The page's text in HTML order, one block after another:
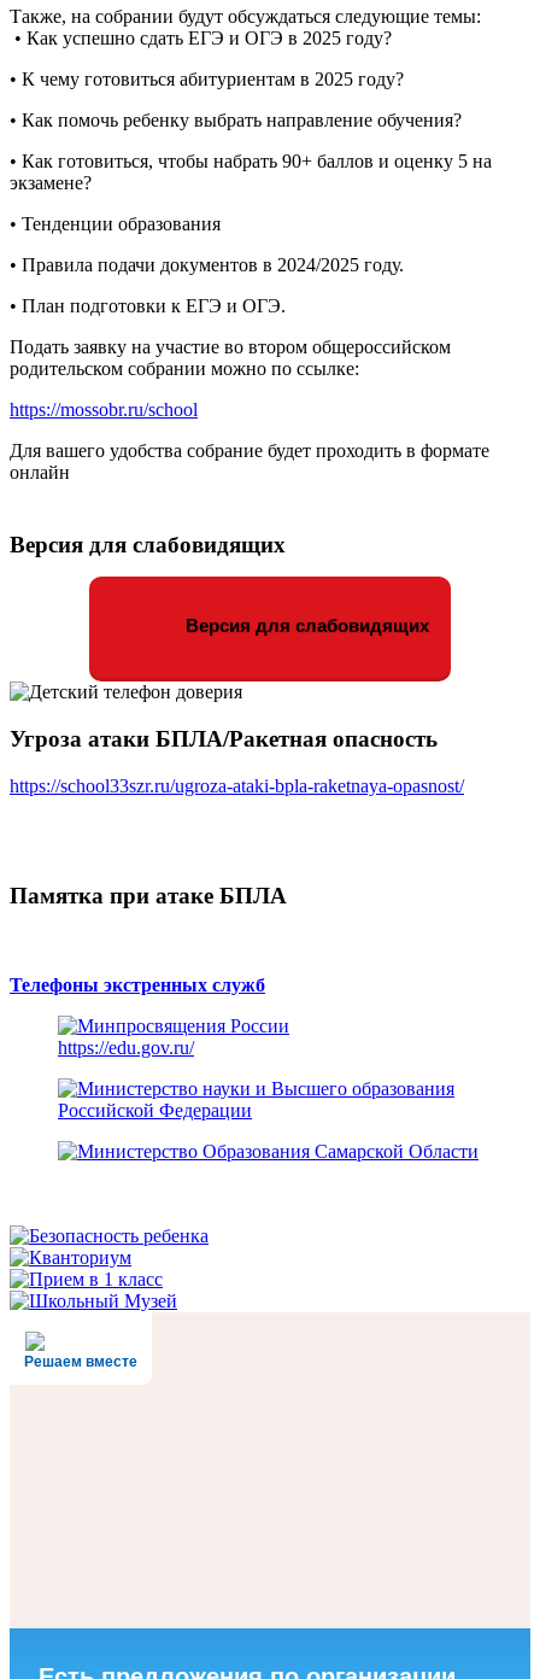
Также, на собрании будут обсуждаться следующие темы:
• Как успешно сдать ЕГЭ и ОГЭ в 2025 году?
• К чему готовиться абитуриентам в 2025 году?
• Как помочь ребенку выбрать направление обучения?
• Как готовиться, чтобы набрать 90+ баллов и оценку 5 на
экзамене?
• Тенденции образования
• Правила подачи документов в 2024/2025 году.
• План подготовки к ЕГЭ и ОГЭ.
Подать заявку на участие во втором общероссийском
родительском собрании можно по ссылке:
https://mossobr.ru/school
Для вашего удобства собрание будет проходить в формате
онлайн
Версия для слабовидящих
Версия для слабовидящих
Угроза атаки БПЛА/Ракетная опасность
https://school33szr.ru/ugroza-ataki-bpla-raketnaya-opasnost/
Памятка при атаке БПЛА
Телефоны экстренных служб
https://edu.gov.ru/
Решаем вместе